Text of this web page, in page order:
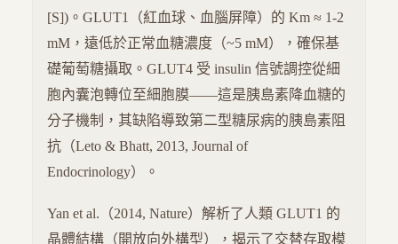
[S])。GLUT1（紅血球、血腦屏障）的 Km ≈ 1-2
mM，遠低於正常血糖濃度（~5 mM），確保基
礎葡萄糖攝取。GLUT4 受 insulin 信號調控從細
胞內囊泡轉位至細胞膜——這是胰島素降血糖的
分子機制，其缺陷導致第二型糖尿病的胰島素阻
抗（Leto & Bhatt, 2013, Journal of
Endocrinology）。
Yan et al.（2014, Nature）解析了人類 GLUT1 的
晶體結構（開放向外構型），揭示了交替存取模